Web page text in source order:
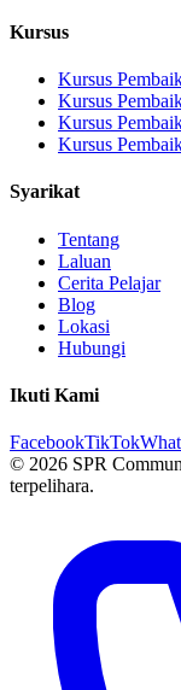
Kursus
Kursus
Kursus
Kursus
Kursus
Syarikat
Tentang
Laluan
Cerita Pelajar
Blog
Lokasi
Hubungi
Ikuti Kami
FacebookTikTok
© 2026 SPR
terpelihara.